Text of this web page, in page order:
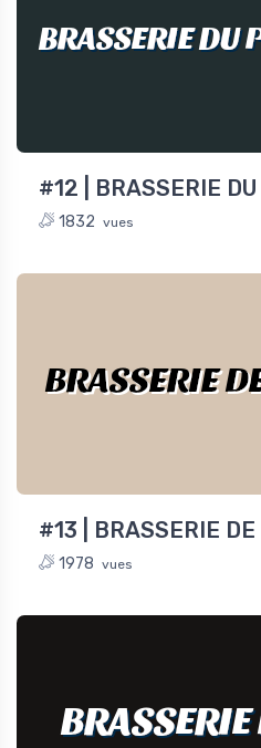
BRASSERIE DU
#12 | BRASSERIE
1832 vues
BRASSERIE
#13 | BRASSERIE DE
1978 vues